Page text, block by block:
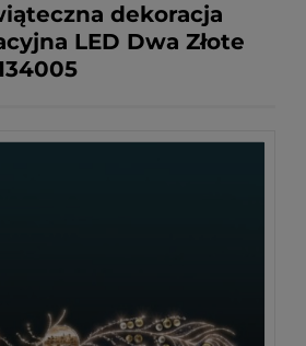
dekoracja
LED Dwa Złote